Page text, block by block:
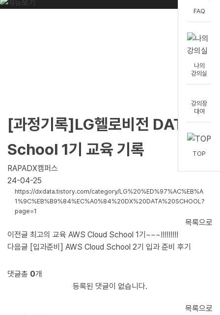
아카이브에서 확인하세요.
[과정기록]LG헬로비전 DATA
School 1기 교육 기록
RAPADX캠퍼스
24-04-25
https://dxdata.tistory.com/category/LG%20%ED%97%AC%EB%A
1%9C%EB%B9%84%EC%A0%84%20DX%20DATA%20SCHOOL?
page=1
목록으로
이전글 최고의 교육 AWS Cloud School 1기~~~!!!!!!!!!
다음글 [입과준비] AWS Cloud School 2기 입과 준비 후기
댓글총 0개
등록된 댓글이 없습니다.
목록으로
FAQ
나의
강의실
강의장
대여
TOP